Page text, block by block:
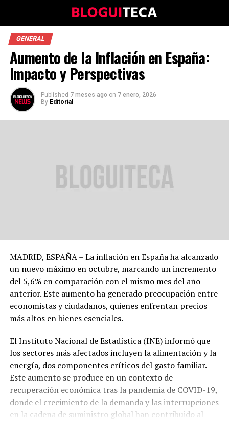
GENERAL
Aumento de la Inflación en España:
Impacto y Perspectivas
Published 7 meses ago on 7 enero, 2026
By Editorial
MADRID, ESPAÑA – La inflación en España ha alcanzado
un nuevo máximo en octubre, marcando un incremento
del 5,6% en comparación con el mismo mes del año
anterior. Este aumento ha generado preocupación entre
economistas y ciudadanos, quienes enfrentan precios
más altos en bienes esenciales.
El Instituto Nacional de Estadística (INE) informó que
los sectores más afectados incluyen la alimentación y la
energía, dos componentes críticos del gasto familiar.
Este aumento se produce en un contexto de
recuperación económica tras la pandemia de COVID-19,
donde el crecimiento de la demanda y las interrupciones
en la cadena de suministro global han contribuido al